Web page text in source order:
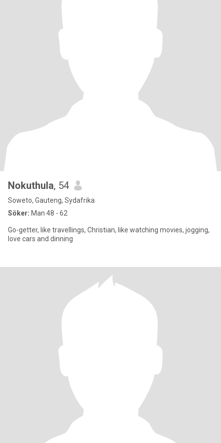
Nokuthula, 54
Soweto, Gauteng, Sydafrika
Söker: Man 48 - 62
Go-getter, like travellings, Christian, like watching movies, jogging,
love cars and dinning